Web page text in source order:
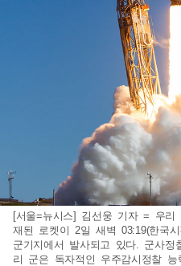
[서울=뉴시스] 김선웅 기자 = 우
재된 로켓이 2일 새벽 03:19(한국
군기지에서 발사되고 있다. 군사
리 군은 독자적인 우주감시정찰